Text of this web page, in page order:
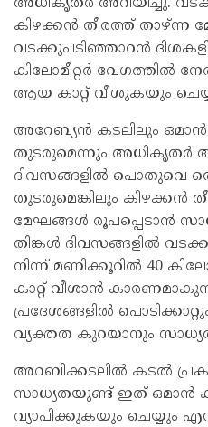
കിഴക്കന്‍ തീരത്ത്
വടക്കുപടിഞ്ഞാറന്‍
കിലോമീറ്റര്‍ വേഗത്തില്‍
ആയ കാറ്റ് വീശുകയും
അറേബ്യന്‍ കടലിലും ഒമാന്‍
തുടരുമെന്നും അധികൃതര്‍
ദിവസങ്ങളില്‍ പൊതുവെ
തുടരുമെങ്കിലും കിഴക്കന്‍
മേഘങ്ങള്‍ രൂപപ്പെടാന്‍
തിങ്കള്‍ ദിവസങ്ങളില്‍
നിന്ന് മണിക്കൂറില്‍ 40
കാറ്റ് വീശാന്‍
പ്രദേശങ്ങളില്‍
വ്യക്തത കുറയാനും
അറബിക്കടലില്‍ കടല്‍
സാധ്യതയുണ്ട് ഇത് ഒമാന്‍
വ്യാപിക്കുകയും ചെയ്യും